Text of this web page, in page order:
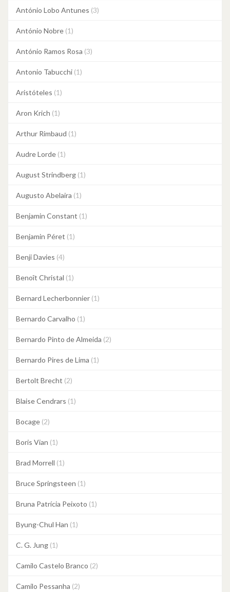
António Lobo Antunes (3)
António Nobre (1)
António Ramos Rosa (3)
Antonio Tabucchi (1)
Aristóteles (1)
Aron Krich (1)
Arthur Rimbaud (1)
Audre Lorde (1)
August Strindberg (1)
Augusto Abelaira (1)
Benjamin Constant (1)
Benjamin Péret (1)
Benji Davies (4)
Benoît Christal (1)
Bernard Lecherbonnier (1)
Bernardo Carvalho (1)
Bernardo Pinto de Almeida (2)
Bernardo Pires de Lima (1)
Bertolt Brecht (2)
Blaise Cendrars (1)
Bocage (2)
Boris Vian (1)
Brad Morrell (1)
Bruce Springsteen (1)
Bruna Patrícia Peixoto (1)
Byung-Chul Han (1)
C. G. Jung (1)
Camilo Castelo Branco (2)
Camilo Pessanha (2)